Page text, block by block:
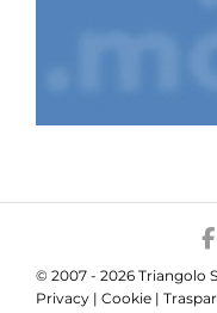
© 2007 - 2026 Triangolo
Privacy | Cookie |